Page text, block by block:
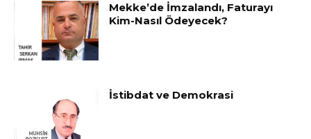
Mekke’de İmzalandı, Faturayı
Kim-Nasıl Ödeyecek?
İstibdat ve Demokrasi